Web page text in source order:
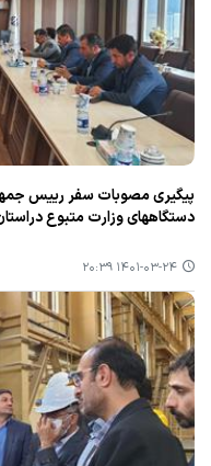
پیگیری مصوبات سفر رییس
دستگاههای وزارت متبوع
۱۴۰۱-۰۳-۲۴ ۲۰:۳۹